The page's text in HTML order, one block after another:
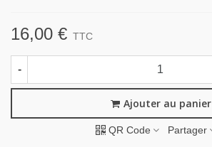
16,00 € TTC
-
Ajouter au panier
QR Code Partager